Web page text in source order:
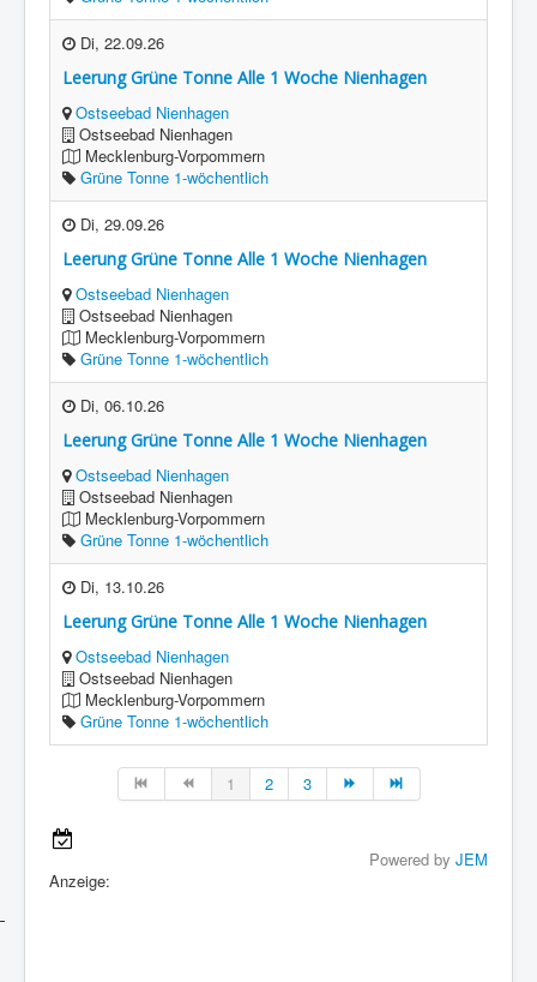
Di, 22.09.26
Leerung Grüne Tonne Alle 1 Woche Nienhagen
Ostseebad Nienhagen
Ostseebad Nienhagen
Mecklenburg-Vorpommern
Grüne Tonne 1-wöchentlich
Di, 29.09.26
Leerung Grüne Tonne Alle 1 Woche Nienhagen
Ostseebad Nienhagen
Ostseebad Nienhagen
Mecklenburg-Vorpommern
Grüne Tonne 1-wöchentlich
Di, 06.10.26
Leerung Grüne Tonne Alle 1 Woche Nienhagen
Ostseebad Nienhagen
Ostseebad Nienhagen
Mecklenburg-Vorpommern
Grüne Tonne 1-wöchentlich
Di, 13.10.26
Leerung Grüne Tonne Alle 1 Woche Nienhagen
Ostseebad Nienhagen
Ostseebad Nienhagen
Mecklenburg-Vorpommern
Grüne Tonne 1-wöchentlich
1 2 3
Powered by JEM
Anzeige: